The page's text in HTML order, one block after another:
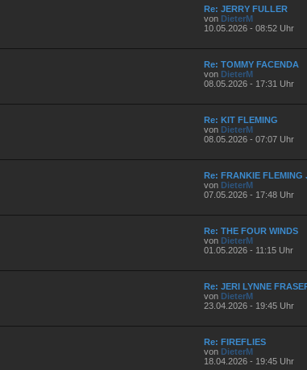
Re: JERRY FULLER
von DieterM
10.05.2026 - 08:52 Uhr
Re: TOMMY FACENDA
von DieterM
08.05.2026 - 17:31 Uhr
Re: KIT FLEMING
von DieterM
08.05.2026 - 07:07 Uhr
Re: FRANKIE FLEMING
von DieterM
07.05.2026 - 17:48 Uhr
Re: THE FOUR WINDS
von DieterM
01.05.2026 - 11:15 Uhr
Re: JERI LYNNE
von DieterM
23.04.2026 - 19:45 Uhr
Re: FIREFLIES
von DieterM
18.04.2026 - 19:45 Uhr